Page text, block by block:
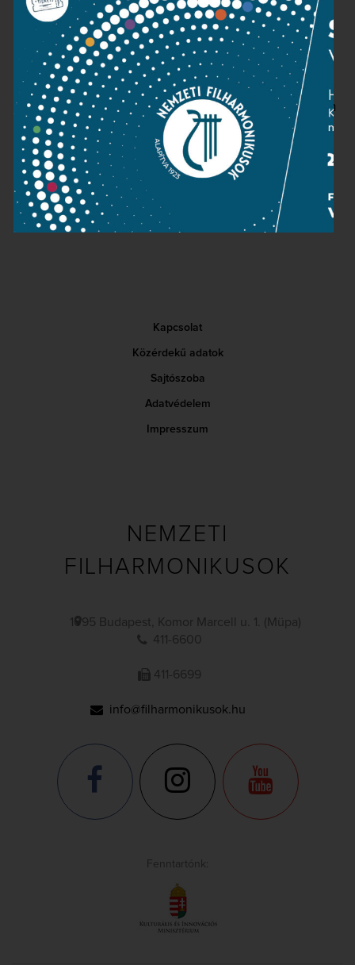
Gyógyító hatású az a pillanat, mikor a zene életre
kel bennünk. Olyankor eltűnik minden probléma, s
egy testen kívüli dimenzióba kerülhetünk.
Szeretem a kamarázást, mert az együtt zenélés
közben egymásra rezdülünk. Ekkor érzem igazán,
hogy a másik ember nem egy másik valaki, hanem
mindnyájan egy egységes egész részei vagyunk.
TOVÁBBOLVASOM
Kapcsolat
Közérdekű adatok
Sajtószoba
Adatvédelem
Impresszum
NEMZETI
FILHARMONIKUSOK
1095 Budapest, Komor Marcell u. 1. (Müpa)
411-6600
411-6699
info@filharmonikusok.hu
Fenntartónk: